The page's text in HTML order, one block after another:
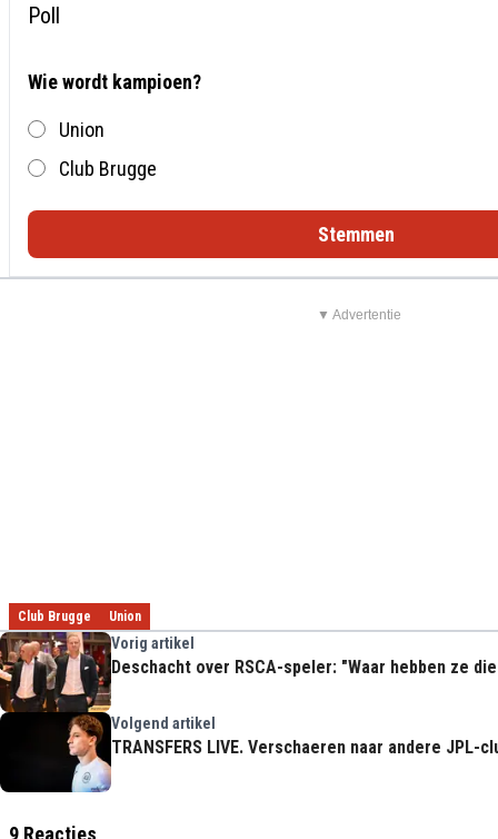
Poll
Wie wordt kampioen?
Union
Club Brugge
Stemmen
▼ Advertentie
Club Brugge Union
Vorig artikel
Deschacht over RSCA-speler: "Waar hebben ze
Volgend artikel
TRANSFERS LIVE. Verschaeren naar andere JPL-
9 Reacties